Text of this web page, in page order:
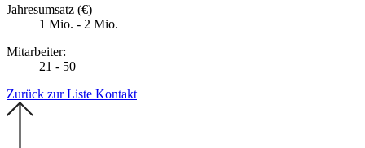
Jahresumsatz (€)
1 Mio. - 2 Mio.
Mitarbeiter:
21 - 50
Zurück zur Liste Kontakt